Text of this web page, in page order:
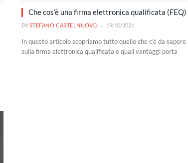
Che cos’è una firma elettronica qualificata (FEQ)
BYSTEFANO CASTELNUOVO 19/10/2021
In questo articolo scopriamo tutto quello che c’è da sapere
sulla firma elettronica qualificata e quali vantaggi porta